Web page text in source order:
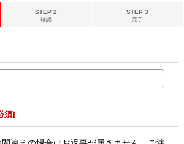
STEP 2
確認
STEP 3
完了
須]